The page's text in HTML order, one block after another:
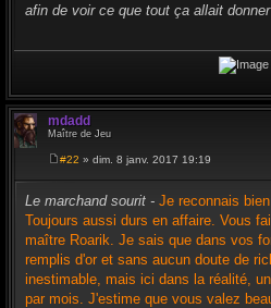
afin de voir ce que tout ça allait
mdadd
Maître de Jeu
s
a
e
#22 » dim. 8 janv. 2017 19:19
Le marchand sourit - Je reconnais
Toujours aussi durs en affaire. Vous
maître Roarik. Je sais que dans vos
remplis d'or et sans aucun doute de
inestimable, mais ici dans la réalité,
par mois. J'estime que vous valez